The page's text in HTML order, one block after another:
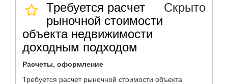
Требуется расчет
рыночной стоимости
объекта недвижимости
доходным подходом
Скрыто
Расчеты, оформление
Требуется расчет рыночной стоимости объекта